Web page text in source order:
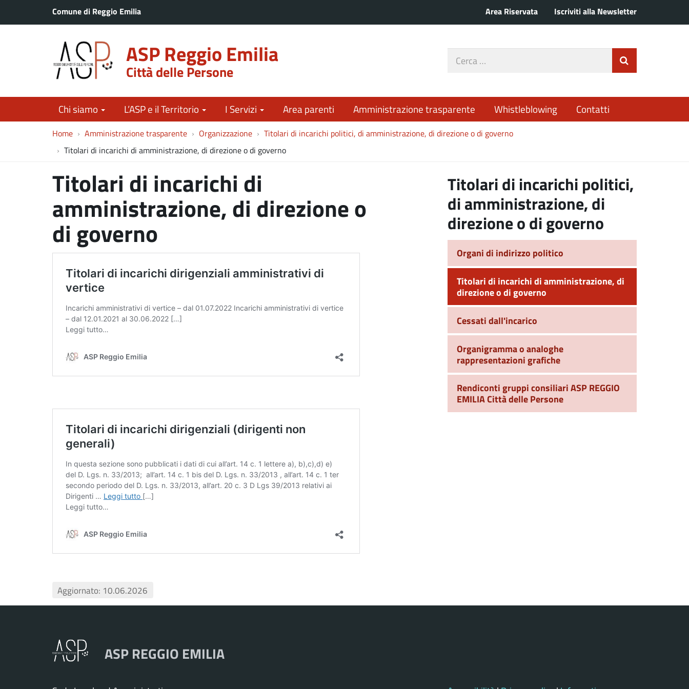
Comune di Reggio Emilia Area Riservata Iscriviti alla Newsletter
ASP Reggio Emilia
Città delle Persone
Cerca
Chi siamo L’ASP e il Territorio I Servizi Area parenti Amministrazione trasparente Whistleblowing Contatti
Home Amministrazione trasparente Organizzazione
Titolari di incarichi politici, di amministrazione, di direzione o di governo
Titolari di incarichi di amministrazione, di direzione o di governo
Titolari di incarichi di
amministrazione, di direzione o
di governo
Aggiornato: 10.06.2026
Titolari di incarichi politici,
di amministrazione, di
direzione o di governo
Organi di indirizzo politico
Titolari di incarichi di amministrazione, di
direzione o di governo
Cessati dall'incarico
Organigramma o analoghe
rappresentazioni grafiche
Rendiconti gruppi consiliari ASP REGGIO
EMILIA Città delle Persone
ASP REGGIO EMILIA